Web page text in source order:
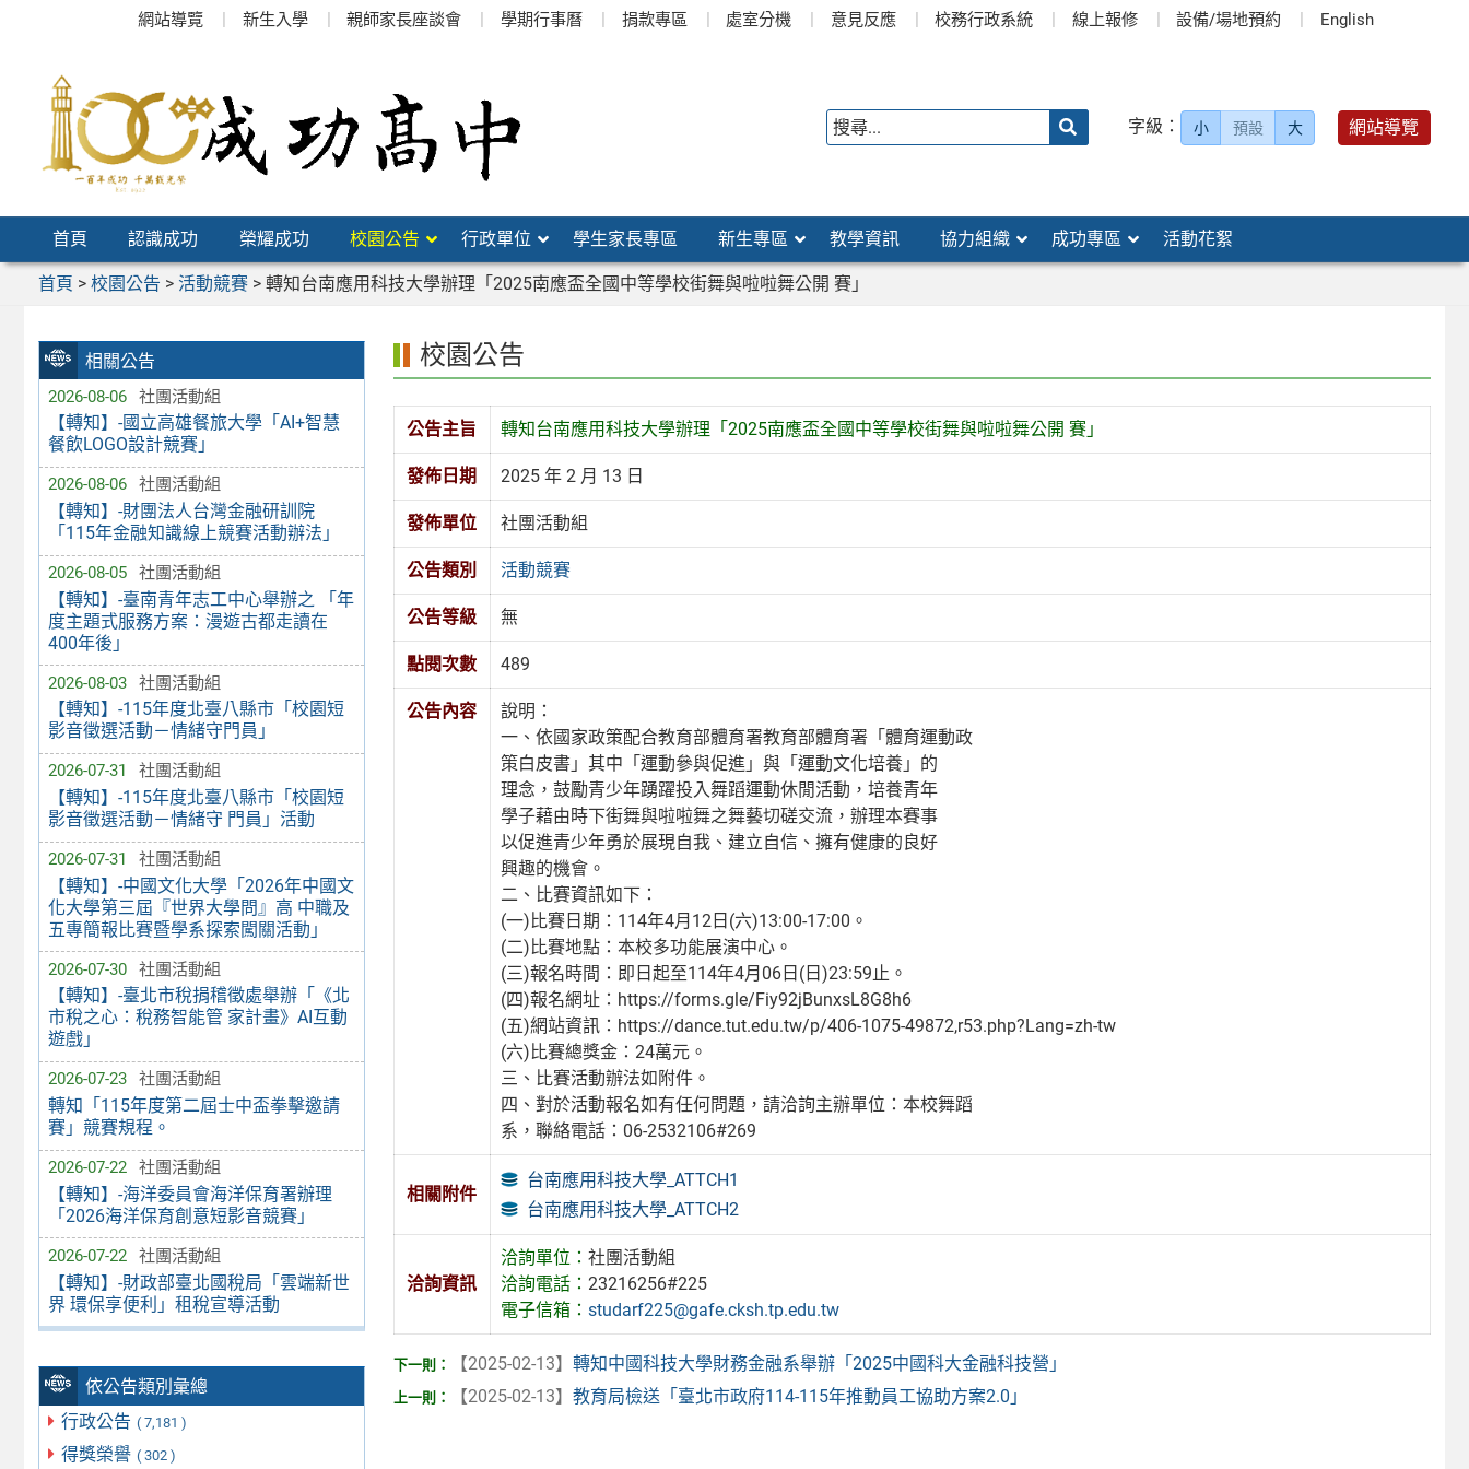
網站導覽 新生入學 親師家長座談會 學期行事曆 捐款專區 處室分機 意見反應 校務行政系統 線上報修 設備/場地預約 English
字級： 小 預設 大 網站導覽
首頁 認識成功 榮耀成功 校園公告 行政單位 學生家長專區 新生專區 教學資訊 協力組織 成功專區 活動花絮
首頁 > 校園公告 > 活動競賽> 轉知台南應用科技大學辦理「2025南應盃全國中等學校街舞與啦啦舞公開 賽」
相關公告
2026-08-06 社團活動組
【轉知】-國立高雄餐旅大學「AI+智慧
餐飲LOGO設計競賽」
2026-08-06 社團活動組
【轉知】-財團法人台灣金融研訓院
「115年金融知識線上競賽活動辦法」
2026-08-05 社團活動組
【轉知】-臺南青年志工中心舉辦之 「年
度主題式服務方案：漫遊古都走讀在
400年後」
2026-08-03 社團活動組
【轉知】-115年度北臺八縣市「校園短
影音徵選活動－情緒守門員」
2026-07-31 社團活動組
【轉知】-115年度北臺八縣市「校園短
影音徵選活動－情緒守 門員」活動
2026-07-31 社團活動組
【轉知】-中國文化大學「2026年中國文
化大學第三屆『世界大學問』高 中職及
五專簡報比賽暨學系探索闖關活動」
2026-07-30 社團活動組
【轉知】-臺北市稅捐稽徵處舉辦「《北
市稅之心：稅務智能管 家計畫》AI互動
遊戲」
2026-07-23 社團活動組
轉知「115年度第二屆士中盃拳擊邀請
賽」競賽規程。
2026-07-22 社團活動組
【轉知】-海洋委員會海洋保育署辦理
「2026海洋保育創意短影音競賽」
2026-07-22 社團活動組
【轉知】-財政部臺北國稅局「雲端新世
界 環保享便利」租稅宣導活動
依公告類別彙總
行政公告 ( 7,181 )
得獎榮譽 ( 302 )
校園公告
公告主旨 轉知台南應用科技大學辦理「2025南應盃全國中等學校街舞與啦啦舞公開 賽」
發佈日期 2025 年 2 月 13 日
發佈單位 社團活動組
公告類別 活動競賽
公告等級 無
點閱次數 489
公告內容
說明：
一、依國家政策配合教育部體育署教育部體育署「體育運動政
策白皮書」其中「運動參與促進」與「運動文化培養」的
理念，鼓勵青少年踴躍投入舞蹈運動休閒活動，培養青年
學子藉由時下街舞與啦啦舞之舞藝切磋交流，辦理本賽事
以促進青少年勇於展現自我、建立自信、擁有健康的良好
興趣的機會。
二、比賽資訊如下：
(一)比賽日期：114年4月12日(六)13:00-17:00。
(二)比賽地點：本校多功能展演中心。
(三)報名時間：即日起至114年4月06日(日)23:59止。
(四)報名網址：https://forms.gle/Fiy92jBunxsL8G8h6
(五)網站資訊：https://dance.tut.edu.tw/p/406-1075-49872,r53.php?Lang=zh-tw
(六)比賽總獎金：24萬元。
三、比賽活動辦法如附件。
四、對於活動報名如有任何問題，請洽詢主辦單位：本校舞蹈
系，聯絡電話：06-2532106#269
相關附件
台南應用科技大學_ATTCH1
台南應用科技大學_ATTCH2
洽詢資訊
洽詢單位：社團活動組
洽詢電話：23216256#225
電子信箱：studarf225@gafe.cksh.tp.edu.tw
【2025-02-13】 轉知中國科技大學財務金融系舉辦「2025中國科大金融科技營」
【2025-02-13】 教育局檢送「臺北市政府114-115年推動員工協助方案2.0」